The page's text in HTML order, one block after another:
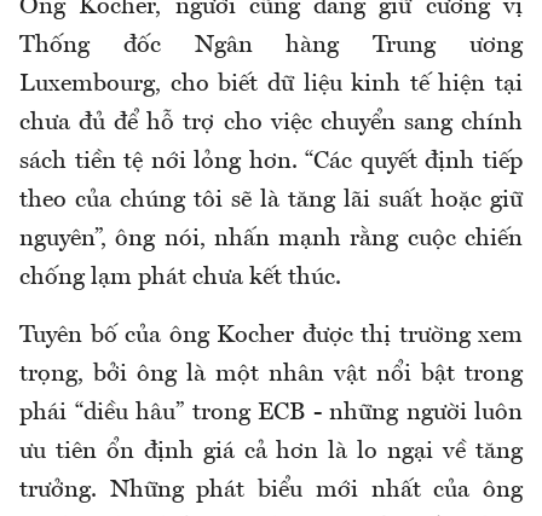
Ông Kocher, người cũng đang giữ cương vị
Thống đốc Ngân hàng Trung ương
Luxembourg, cho biết dữ liệu kinh tế hiện tại
chưa đủ để hỗ trợ cho việc chuyển sang chính
sách tiền tệ nới lỏng hơn. “Các quyết định tiếp
theo của chúng tôi sẽ là tăng lãi suất hoặc giữ
nguyên”, ông nói, nhấn mạnh rằng cuộc chiến
chống lạm phát chưa kết thúc.
Tuyên bố của ông Kocher được thị trường xem
trọng, bởi ông là một nhân vật nổi bật trong
phái “diều hâu” trong ECB - những người luôn
ưu tiên ổn định giá cả hơn là lo ngại về tăng
trưởng. Những phát biểu mới nhất của ông